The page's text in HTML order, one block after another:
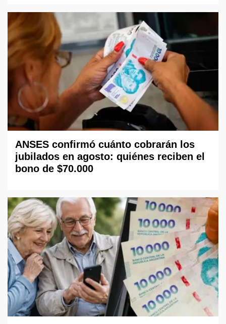
ANSES confirmó cuánto cobrarán los
jubilados en agosto: quiénes reciben el
bono de $70.000